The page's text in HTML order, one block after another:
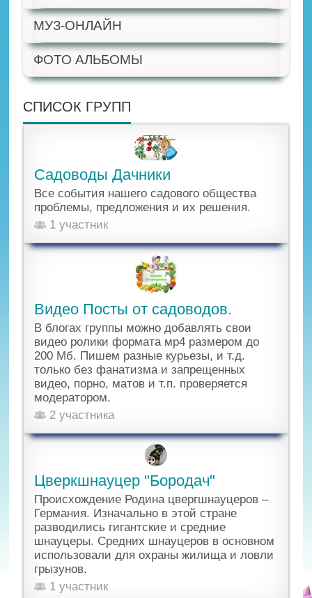
МУЗ-ОНЛАЙН
ФОТО АЛЬБОМЫ
СПИСОК ГРУПП
Садоводы Дачники
Все события нашего садового общества
проблемы, предложения и их решения.
1 участник
Видео Посты от садоводов.
В блогах группы можно добавлять свои
видео ролики формата мр4 размером до
200 Мб. Пишем разные курьезы, и т.д.
только без фанатизма и запрещенных
видео, порно, матов и т.п. проверяется
модератором.
2 участника
Цверкшнауцер "Бородач"
Происхождение Родина цвергшнауцеров –
Германия. Изначально в этой стране
разводились гигантские и средние
шнауцеры. Средних шнауцеров в основном
использовали для охраны жилища и ловли
грызунов.
1 участник